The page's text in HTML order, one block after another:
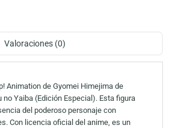
Valoraciones (0)
Animation de Gyomei Himejima de
no Yaiba (Edición Especial). Esta figura
del poderoso personaje con
Con licencia oficial del anime, es un